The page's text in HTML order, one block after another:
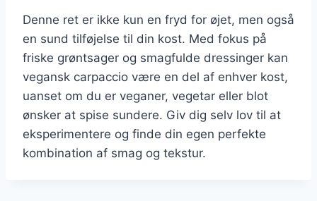
Denne ret er ikke kun en fryd for øjet, men også
en sund tilføjelse til din kost. Med fokus på
friske grøntsager og smagfulde dressinger kan
vegansk carpaccio være en del af enhver kost,
uanset om du er veganer, vegetar eller blot
ønsker at spise sundere. Giv dig selv lov til at
eksperimentere og finde din egen perfekte
kombination af smag og tekstur.